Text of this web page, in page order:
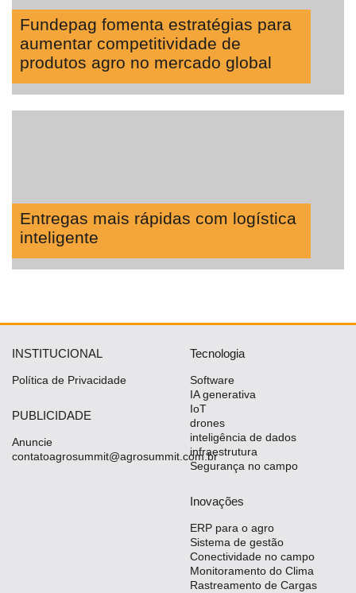
Fundepag fomenta estratégias para
aumentar competitividade de
produtos agro no mercado global
Entregas mais rápidas com logística
inteligente
INSTITUCIONAL
Política de Privacidade
PUBLICIDADE
Anuncie
contatoagrosummit@agrosummit.com.br
Tecnologia
Software
IA generativa
IoT
drones
inteligência de dados
infraestrutura
Segurança no campo
Inovações
ERP para o agro
Sistema de gestão
Conectividade no campo
Monitoramento do Clima
Rastreamento de Cargas